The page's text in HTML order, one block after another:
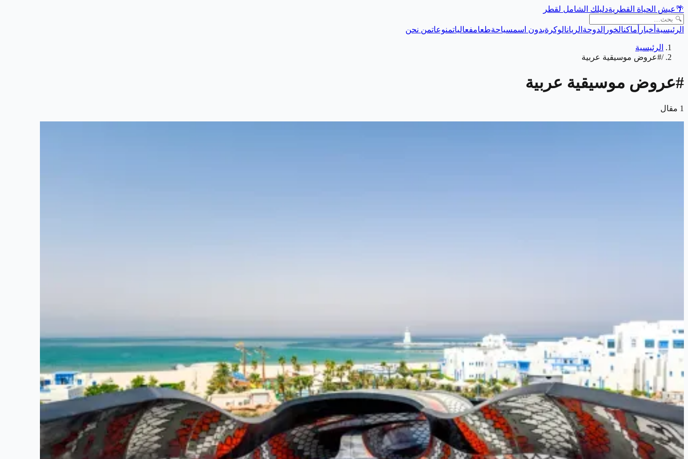
🌴عيش الحياة القطريةدليلك الشامل لقطر
الرئيسية أخبار أماكنالخور الدوحة الريانالوكرةبدون اسمسياحةطعامفعالياتمنوعاتمن نحن
الرئيسية
/#عروض موسيقية عربية
#عروض موسيقية عربية
1 مقال